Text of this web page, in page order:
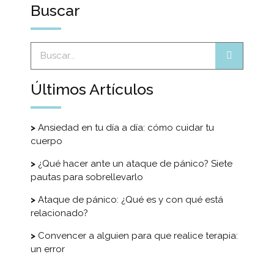
Buscar
Últimos Artículos
Ansiedad en tu día a día: cómo cuidar tu
cuerpo
¿Qué hacer ante un ataque de pánico? Siete
pautas para sobrellevarlo
Ataque de pánico: ¿Qué es y con qué está
relacionado?
Convencer a alguien para que realice terapia:
un error